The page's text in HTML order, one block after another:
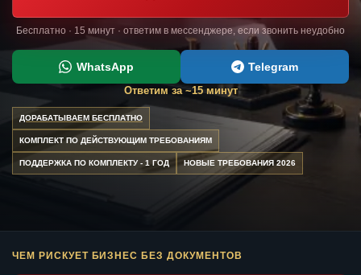
Бесплатно · 15 минут · ответим в мессенджере, если звонить неудобно
WhatsApp Telegram
Ответим за ~15 минут
ДОРАБАТЫВАЕМ БЕСПЛАТНО
КОМПЛЕКТ ПО ДЕЙСТВУЮЩИМ ТРЕБОВАНИЯМ
ПОДДЕРЖКА ПО КОМПЛЕКТУ - 1 ГОД НОВЫЕ ТРЕБОВАНИЯ 2026
ЧЕМ РИСКУЕТ БИЗНЕС БЕЗ ДОКУМЕНТОВ